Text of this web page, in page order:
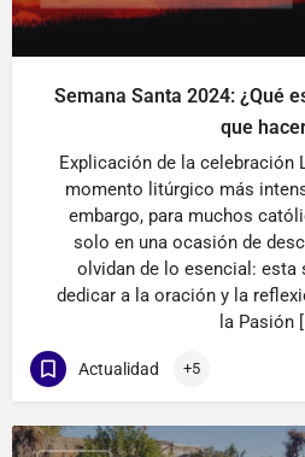
Semana Santa 2024: ¿Qué
que
Explicación de la celebración
momento litúrgico más
embargo, para muchos
solo en una ocasión de
olvidan de lo esencial: esta
dedicar a la oración y la
la Pasión
Actualidad +5